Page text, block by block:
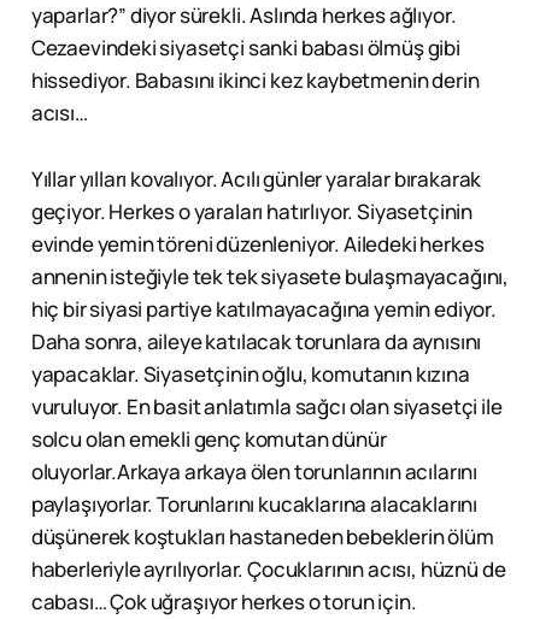
yaparlar?” diyor sürekli. Aslında herkes ağlıyor.
Cezaevindeki siyasetçi sanki babası ölmüş gibi
hissediyor. Babasını ikinci kez kaybetmenin derin
acısı…
Yıllar yılları kovalıyor. Acılı günler yaralar bırakarak
geçiyor. Herkes o yaraları hatırlıyor. Siyasetçinin
evinde yemin töreni düzenleniyor. Ailedeki herkes
annenin isteğiyle tek tek siyasete bulaşmayacağını,
hiç bir siyasi partiye katılmayacağına yemin ediyor.
Daha sonra, aileye katılacak torunlara da aynısını
yapacaklar. Siyasetçinin oğlu, komutanın kızına
vuruluyor. En basit anlatımla sağcı olan siyasetçi ile
solcu olan emekli genç komutan dünür
oluyorlar.Arkaya arkaya ölen torunlarının acılarını
paylaşıyorlar. Torunlarını kucaklarına alacaklarını
düşünerek koştukları hastaneden bebeklerin ölüm
haberleriyle ayrılıyorlar. Çocuklarının acısı, hüznü de
cabası… Çok uğraşıyor herkes o torun için.